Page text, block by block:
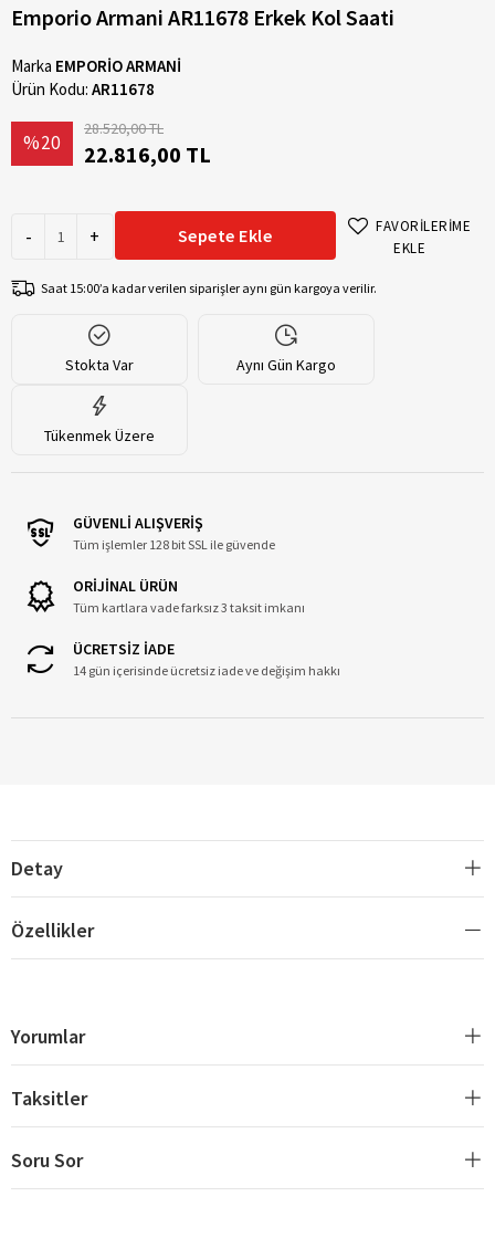
Emporio Armani AR11678 Erkek Kol Saati
Marka EMPORİO ARMANİ
Ürün Kodu: AR11678
%20
28.520,00 TL
22.816,00 TL
- + Sepete Ekle
FAVORİLERİME
EKLE
Saat 15:00’a kadar verilen siparişler aynı gün kargoya verilir.
Stokta Var Aynı Gün Kargo
Tükenmek Üzere
GÜVENLİ ALIŞVERİŞ
Tüm işlemler 128 bit SSL ile güvende
ORİJİNAL ÜRÜN
Tüm kartlara vade farksız 3 taksit imkanı
ÜCRETSİZ İADE
14 gün içerisinde ücretsiz iade ve değişim hakkı
Detay
Özellikler
Yorumlar
Taksitler
Soru Sor